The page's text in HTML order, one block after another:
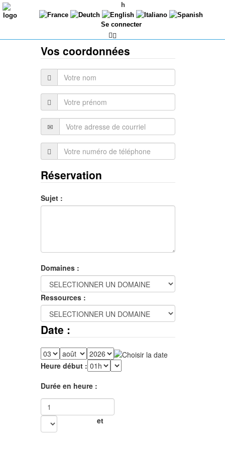
h
Se connecter
Vos coordonnées
Réservation
Sujet :
Domaines :
Ressources :
Date :
Heure début :
Durée en heure :
et